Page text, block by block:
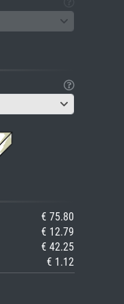
€ 75.80
€ 12.79
€ 42.25
€ 1.12